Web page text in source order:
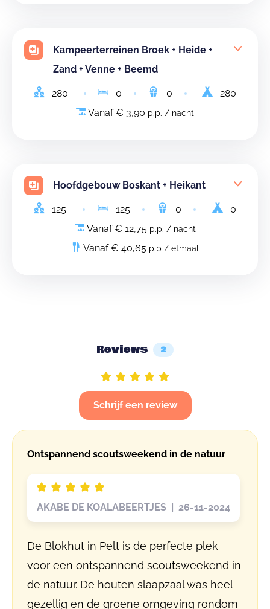
Kampeerterreinen Broek + Heide +
Zand + Venne + Beemd
280 0 0
280
Vanaf € 3,90 p.p. / nacht
Hoofdgebouw Boskant + Heikant
125 125 0
0
Vanaf € 12,75 p.p. / nacht
Vanaf € 40,65 p.p / etmaal
Reviews 2
Schrijf een review
Ontspannend scoutsweekend in de natuur
AKABE DE KOALABEERTJES | 26-11-2024
De Blokhut in Pelt is de perfecte plek
voor een ontspannend scoutsweekend in
de natuur. De houten slaapzaal was heel
gezellig en de groene omgeving rondom